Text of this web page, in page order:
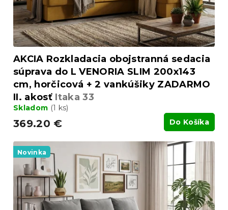
k
o
AKCIA Rozkladacia obojstranná sedacia
súprava do L VENORIA SLIM 200x143
cm, horčicová + 2 vankúšiky ZADARMO
II. akosť Itaka 33
Skladom (1 ks)
369.20 € Do Košíka
Novinka